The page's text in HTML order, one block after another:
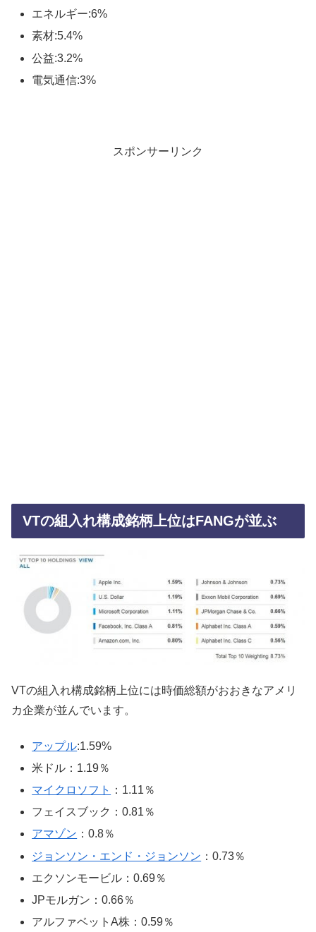
エネルギー:6%
素材:5.4%
公益:3.2%
電気通信:3%
スポンサーリンク
VTの組入れ構成銘柄上位はFANGが並ぶ
VTの組入れ構成銘柄上位には時価総額がおおきなアメリ
カ企業が並んでいます。
アップル:1.59%
米ドル：1.19％
マイクロソフト
：1.11％
フェイスブック：0.81％
アマゾン ：0.8％
ジョンソン・エンド・ジョンソン ：0.73％
エクソンモービル：0.69％
JPモルガン：0.66％
アルファベットA株：0.59％